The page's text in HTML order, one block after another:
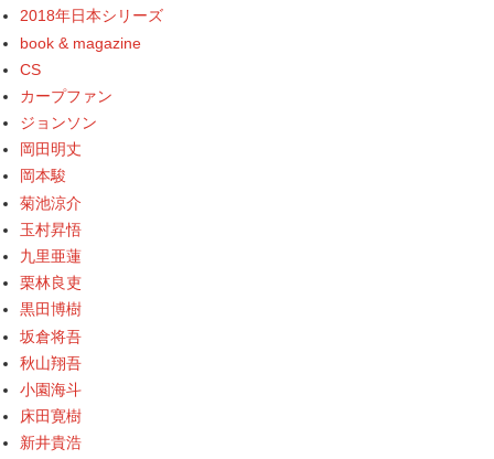
2018年日本シリーズ
book & magazine
CS
カープファン
ジョンソン
岡田明丈
岡本駿
菊池涼介
玉村昇悟
九里亜蓮
栗林良吏
黒田博樹
坂倉将吾
秋山翔吾
小園海斗
床田寛樹
新井貴浩